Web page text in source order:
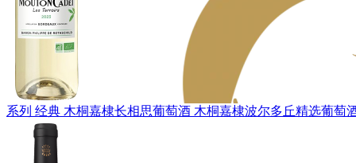
系列 经典 木桐嘉棣长相思葡萄酒 木桐嘉棣波尔多丘精选葡萄